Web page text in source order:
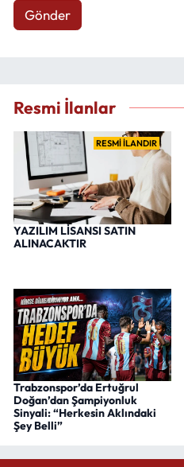
Gönder
Resmi İlanlar
RESMİ İLANDIR
YAZILIM LİSANSI SATIN
ALINACAKTIR
Trabzonspor’da Ertuğrul
Doğan’dan Şampiyonluk
Sinyali: “Herkesin Aklındaki
Şey Belli”